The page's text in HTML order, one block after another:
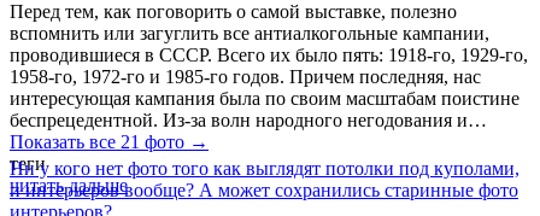
Перед тем, как поговорить о самой выставке, полезно
вспомнить или загуглить все антиалкогольные кампании,
проводившиеся в СССР. Всего их было пять: 1918-го, 1929-го,
1958-го, 1972-го и 1985-го годов. Причем последняя, нас
интересующая кампания была по своим масштабам поистине
беспрецедентной. Из-за волн народного негодования и…
Показать все 21 фото →
теги
читать дальше
Ни у кого нет фото того как выглядят потолки под куполами,
и интерьеров вообще? А может сохранились старинные фото
интерьеров?